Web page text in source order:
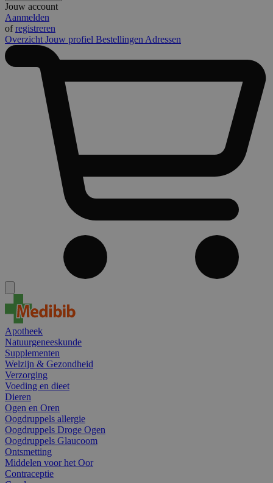
Jouw account
Aanmelden
ofregistreren
Overzicht Jouw profiel Bestellingen Adressen
Apotheek
Natuurgeneeskunde
Supplementen
Welzijn & Gezondheid
Verzorging
Voeding en dieet
Dieren
Ogen en Oren
Oogdruppels allergie
Oogdruppels Droge Ogen
Oogdruppels Glaucoom
Ontsmetting
Middelen voor het Oor
Contraceptie